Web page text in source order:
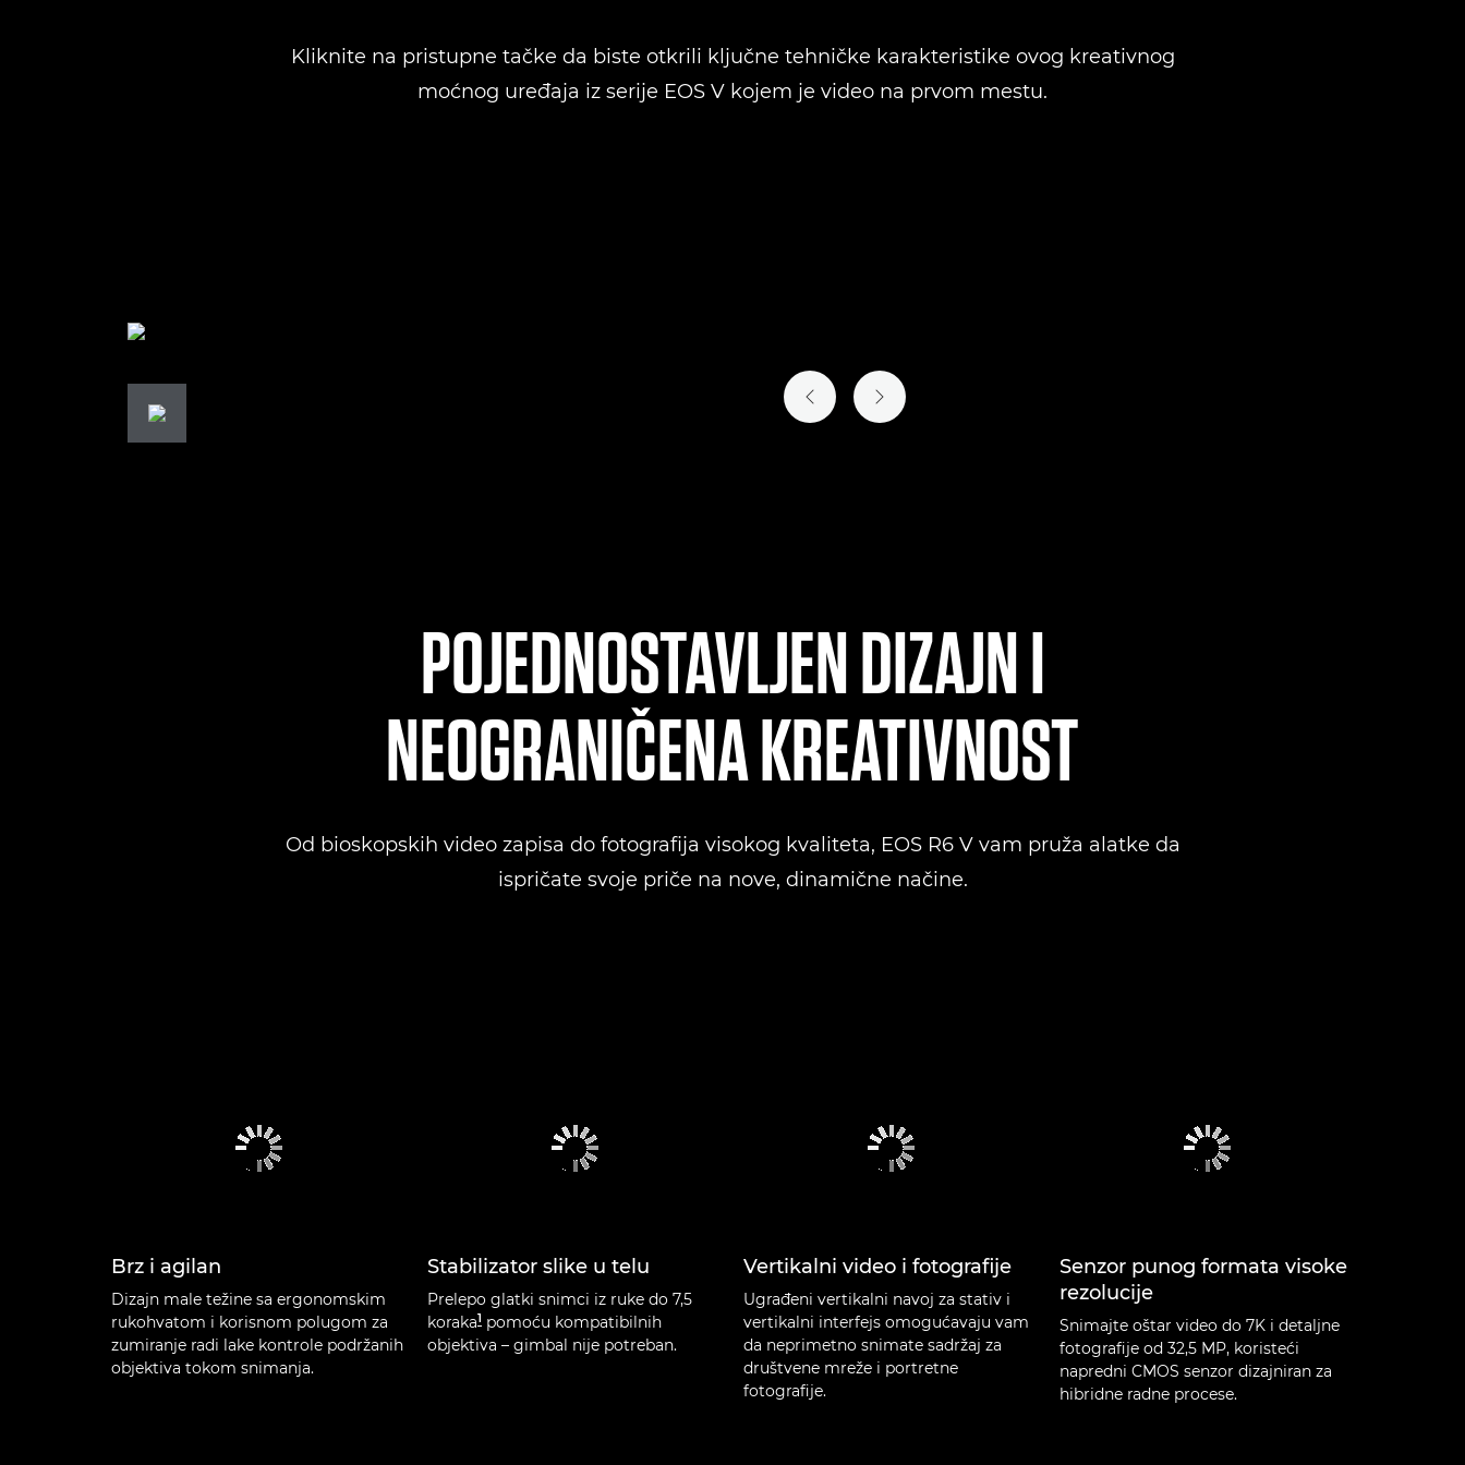
Kliknite na pristupne tačke da biste otkrili ključne tehničke karakteristike ovog kreativnog
moćnog uređaja iz serije EOS V kojem je video na prvom mestu.
PRETHODNI SLAJD
SLEDEĆI SLAJD
POJEDNOSTAVLJEN DIZAJN I
NEOGRANIČENA KREATIVNOST
Od bioskopskih video zapisa do fotografija visokog kvaliteta, EOS R6 V vam pruža alatke da
ispričate svoje priče na nove, dinamične načine.
Brz i agilan
Dizajn male težine sa ergonomskim
rukohvatom i korisnom polugom za
zumiranje radi lake kontrole podržanih
objektiva tokom snimanja.
Stabilizator slike u telu
Prelepo glatki snimci iz ruke do 7,5
koraka1 pomoću kompatibilnih
objektiva – gimbal nije potreban.
Vertikalni video i fotografije
Ugrađeni vertikalni navoj za stativ i
vertikalni interfejs omogućavaju vam
da neprimetno snimate sadržaj za
društvene mreže i portretne
fotografije.
Senzor punog formata visoke
rezolucije
Snimajte oštar video do 7K i detaljne
fotografije od 32,5 MP, koristeći
napredni CMOS senzor dizajniran za
hibridne radne procese.